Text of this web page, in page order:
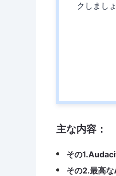
クしましょ
主な内容：
その
その2.最高